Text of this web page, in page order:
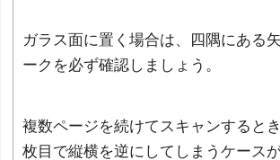
ガラス面に置く場合は、四隅にある
ークを必ず確認しましょう。
複数ページを続けてスキャンすると
枚目で縦横を逆にしてしまうケース